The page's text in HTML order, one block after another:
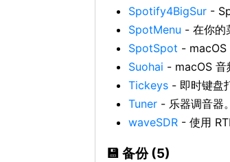
Spotify4BigSur -
SpotMenu - 在你的
SpotSpot - macOS
Suohai - macOS 音
Tickeys - 即时键盘
Tuner - 乐器调音器。
waveSDR - 使用
💾 备份 (5)